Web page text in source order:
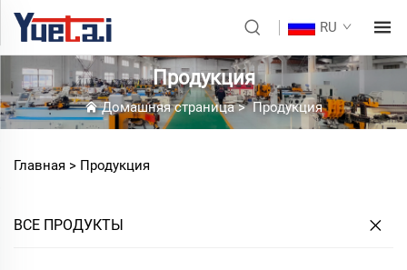
RU
Продукция
Домашняя страница>Продукция
Главная > Продукция
ВСЕ ПРОДУКТЫ